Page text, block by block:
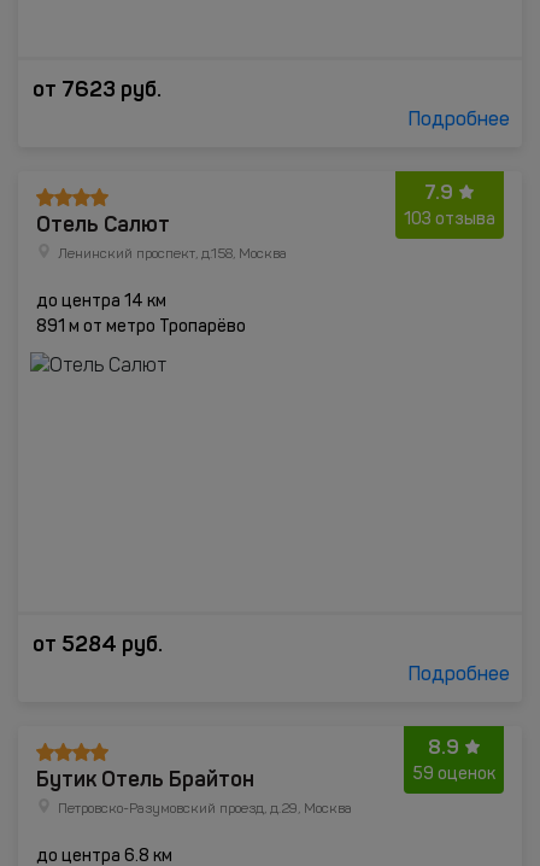
от 7623 руб.
Подробнее
7.9
103 отзыва
Отель Салют
Ленинский проспект, д.158, Москва
до центра 14 км
891 м от метро Тропарёво
от 5284 руб.
Подробнее
8.9
59 оценок
Бутик Отель Брайтон
Петровско-Разумовский проезд, д.29, Москва
до центра 6.8 км